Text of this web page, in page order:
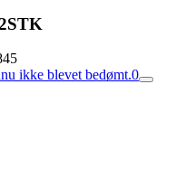
ikke blevet bedømt.0